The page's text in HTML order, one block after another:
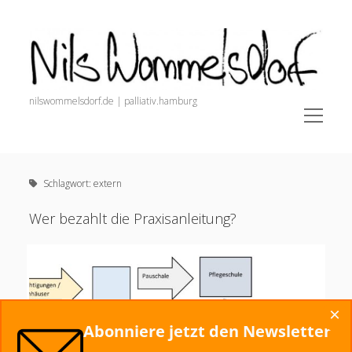
Nils
Wommelsdorf
nilswommelsdorf.de | palliativ.hamburg
open
menu
painnursing.de (Alle Infos für Pain Nurses)
Schmerz. Der Podcast.
open
menu
Podcasts und Videos
Dozententätigkeit
Schlagwort:extern
Wer bezahlt die Praxisanleitung?
Abonniere jetzt den Newsletter
×